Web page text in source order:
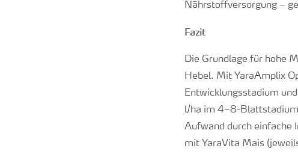
Nährstoffversorgung –
Fazit
Die Grundlage für hohe
Hebel. Mit YaraAmplix
Entwicklungsstadium
l/ha im 4–8-Blattstadium
Aufwand durch einfache
mit YaraVita Mais